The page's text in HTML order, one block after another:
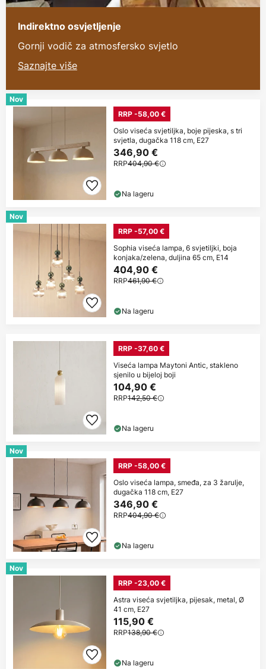
Indirektno osvjetljenje
Gornji vodič za atmosfersko svjetlo
Saznajte više
Nov
RRP -58,00 €
Oslo viseća svjetiljka, boje pijeska, s tri
svjetla, dugačka 118 cm, E27
346,90 €
RRP404,90 €
Na lageru
Nov
RRP -57,00 €
Sophia viseća lampa, 6 svjetiljki, boja
konjaka/zelena, duljina 65 cm, E14
404,90 €
RRP461,90 €
Na lageru
RRP -37,60 €
Viseća lampa Maytoni Antic, stakleno
sjenilo u bijeloj boji
104,90 €
RRP142,50 €
Na lageru
Nov
RRP -58,00 €
Oslo viseća lampa, smeđa, za 3 žarulje,
dugačka 118 cm, E27
346,90 €
RRP404,90 €
Na lageru
Nov
RRP -23,00 €
Astra viseća svjetiljka, pijesak, metal, Ø
41 cm, E27
115,90 €
RRP138,90 €
Na lageru